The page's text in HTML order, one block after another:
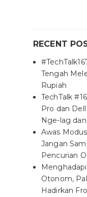
RECENT
Tengah
Rupiah
TechTalk
Pro dan
Nge-lag
Awas
Jangan
Pencurian
Otonom,
Hadirkan